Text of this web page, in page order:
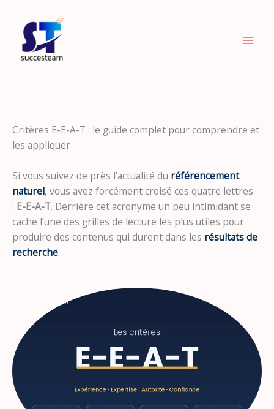
contenu
Critères E-E-A-T : le guide complet pour comprendre et
les appliquer
Si vous suivez de près l’actualité du référencement
naturel, vous avez forcément croisé ces quatre lettres
: E-E-A-T. Derrière cet acronyme un peu intimidant se
cache l’une des grilles de lecture les plus utiles pour
produire des contenus qui durent dans les résultats de
recherche.